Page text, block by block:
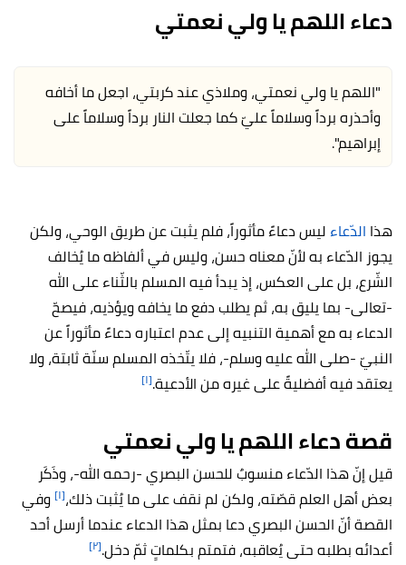
دعاء اللهم يا ولي نعمتي
"اللهم يا ولي نعمتي، وملاذي عند كربتي، اجعل ما أخافه
وأحذره برداً وسلاماً عليّ كما جعلت النار برداً وسلاماً على
إبراهيم".
هذا الدّعاءليس دعاءً مأثوراً، فلم يثبت عن طريق الوحي، ولكن
يجوز الدّعاء به لأنّ معناه حسن، وليس في ألفاظه ما يُخالف
الشّرع، بل على العكس، إذ يبدأ فيه المسلم بالثّناء على الله
-تعالى- بما يليق به، ثم يطلب دفع ما يخافه ويؤذيه، فيصحّ
الدعاء به مع أهمية التنبيه إلى عدم اعتباره دعاءً مأثوراً عن
النبيّ -صلى الله عليه وسلم-، فلا يتّخذه المسلم سنّة ثابتة، ولا
يعتقد فيه أفضليةً على غيره من الأدعية.[١]
قصة دعاء اللهم يا ولي نعمتي
قيل إنّ هذا الدّعاء منسوبٌ للحسن البصري -رحمه الله-، وذَكَر
بعض أهل العلم قصّته، ولكن لم نقف على ما يُثبت ذلك،[١] وفي
القصة أنّ الحسن البصري دعا بمثل هذا الدعاء عندما أرسل أحد
أعدائه بطلبه حتى يُعاقبه، فتمتم بكلماتٍ ثمّ دخل.[٢]